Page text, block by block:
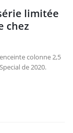
limitée
chez
colonne 2,5
de 2020.